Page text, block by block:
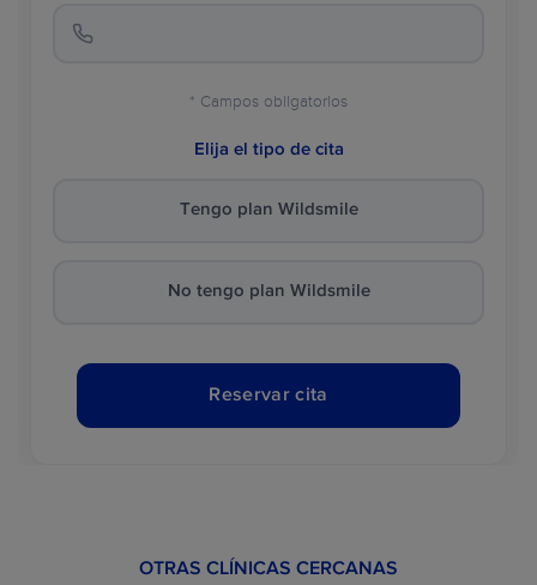
* Campos obligatorios
Elija el tipo de cita
Tengo plan Wildsmile
No tengo plan Wildsmile
Reservar cita
OTRAS CLÍNICAS CERCANAS